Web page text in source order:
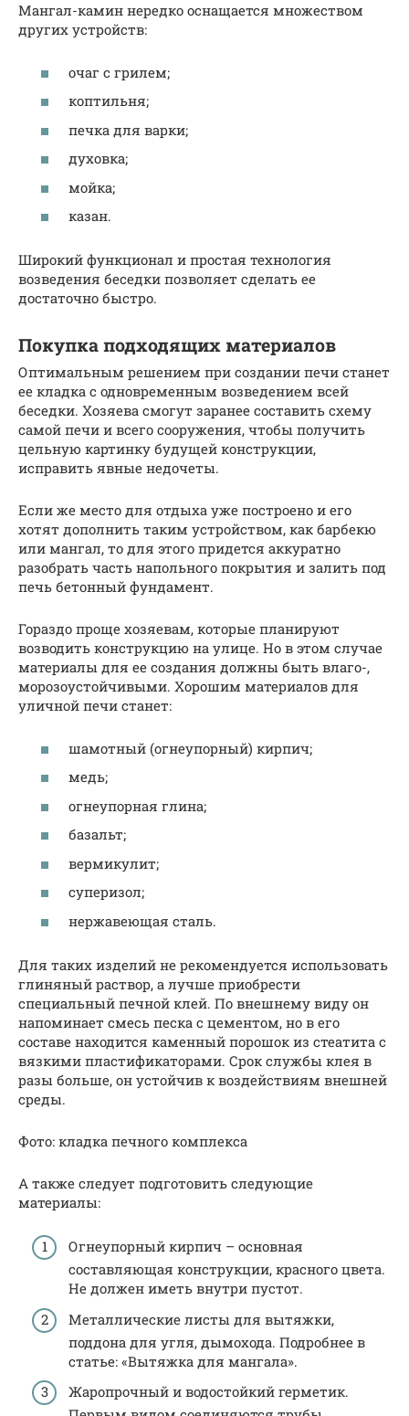
Мангал-камин нередко оснащается множеством
других устройств:
очаг с грилем;
коптильня;
печка для варки;
духовка;
мойка;
казан.
Широкий функционал и простая технология
возведения беседки позволяет сделать ее
достаточно быстро.
Покупка подходящих материалов
Оптимальным решением при создании печи станет
ее кладка с одновременным возведением всей
беседки. Хозяева смогут заранее составить схему
самой печи и всего сооружения, чтобы получить
цельную картинку будущей конструкции,
исправить явные недочеты.
Если же место для отдыха уже построено и его
хотят дополнить таким устройством, как барбекю
или мангал, то для этого придется аккуратно
разобрать часть напольного покрытия и залить под
печь бетонный фундамент.
Гораздо проще хозяевам, которые планируют
возводить конструкцию на улице. Но в этом случае
материалы для ее создания должны быть влаго-,
морозоустойчивыми. Хорошим материалов для
уличной печи станет:
шамотный (огнеупорный) кирпич;
медь;
огнеупорная глина;
базальт;
вермикулит;
суперизол;
нержавеющая сталь.
Для таких изделий не рекомендуется использовать
глиняный раствор, а лучше приобрести
специальный печной клей. По внешнему виду он
напоминает смесь песка с цементом, но в его
составе находится каменный порошок из стеатита с
вязкими пластификаторами. Срок службы клея в
разы больше, он устойчив к воздействиям внешней
среды.
Фото: кладка печного комплекса
А также следует подготовить следующие
материалы:
Огнеупорный кирпич – основная
составляющая конструкции, красного цвета.
Не должен иметь внутри пустот.
Металлические листы для вытяжки,
поддона для угля, дымохода. Подробнее в
статье: «Вытяжка для мангала».
Жаропрочный и водостойкий герметик.